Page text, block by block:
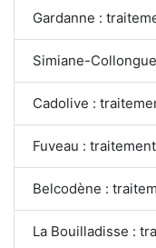
Gardanne :
Simiane-
Cadolive :
Fuveau :
Belcodène :
La Bouilladisse :